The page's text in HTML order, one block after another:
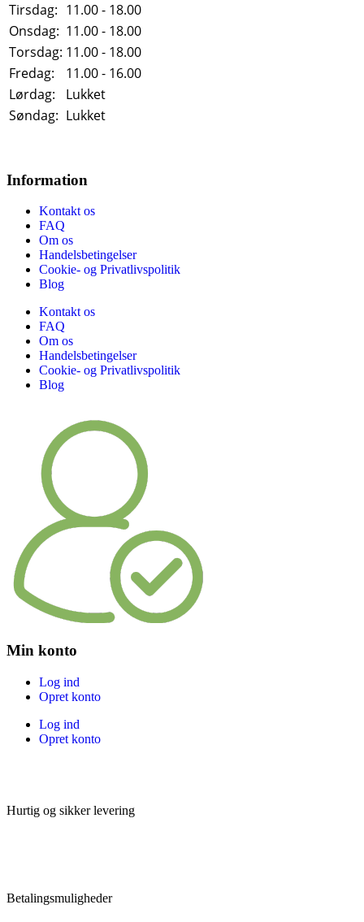
Tirsdag: 11.00 - 18.00
Onsdag: 11.00 - 18.00
Torsdag: 11.00 - 18.00
Fredag:
11.00 - 16.00
Lørdag:
Lukket
Søndag: Lukket
Information
Kontakt os
FAQ
Om os
Handelsbetingelser
Cookie- og Privatlivspolitik
Blog
Kontakt os
FAQ
Om os
Handelsbetingelser
Cookie- og Privatlivspolitik
Blog
Min konto
Log ind
Opret konto
Log ind
Opret konto
Hurtig og sikker levering
Betalingsmuligheder